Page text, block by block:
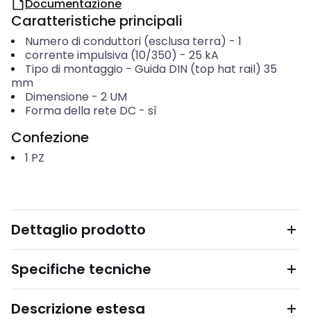
Documentazione
Caratteristiche principali
Numero di conduttori (esclusa terra) - 1
corrente impulsiva (10/350) - 25 kA
Tipo di montaggio - Guida DIN (top hat rail) 35
mm
Dimensione - 2 UM
Forma della rete DC - sì
Confezione
1 PZ
Dettaglio prodotto
Specifiche tecniche
Descrizione estesa